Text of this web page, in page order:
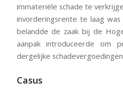
immateriële schade te
invorderingsrente te laag
belandde de zaak bij de
aanpak introduceerde om
dergelijke
Casus